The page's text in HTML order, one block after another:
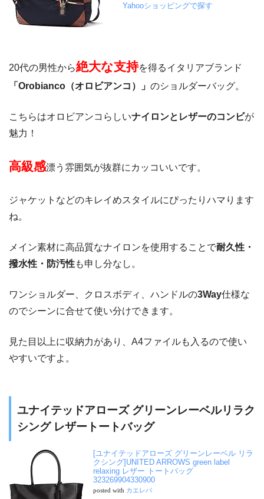
Yahooショッピングで探す
20代の男性から絶大な支持を得るイタリアブランド
「Orobianco（オロビアンコ）」 のショルダーバッグ。
こちらはオロビアンコらしいナイロンとレザーのコンビが
魅力！
高級感漂う雰囲気が抜群にカッコいいです。
ジャケットなどのキレイめスタイルにぴったりハマります
ね。
メイン素材に高品質なナイロンを使用することで耐久性・
撥水性・防汚性も申し分なし。
ワンショルダー、クロスボディ、ハンドルの3Way仕様な
のでシーンに合せて使い分けできます。
見た目以上に収納力があり、A4ファイルも入るので使い
やすいですよ。
ユナイテッドアローズ グリーンレーベルリラク
シング レザートートバッグ
[ユナイテッドアローズ グリーンレーベル リラ
クシング]UNITED ARROWS green label
relaxing レザー トートバッグ
323269904330900
posted with カエレバ